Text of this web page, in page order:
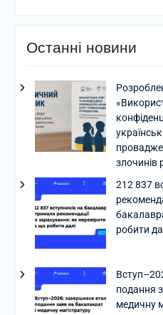
Останні новини
злочинів
212 837
робити
подання
медичну